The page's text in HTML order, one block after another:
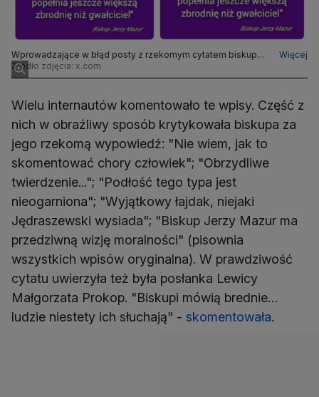
Wprowadzające w błąd posty z rzekomym cytatem biskupa
opublikowane 15 czerwca 2025 roku
Więcej
Źródło zdjęcia: x.com
Wielu internautów komentowało te wpisy. Część z
nich w obraźliwy sposób krytykowała biskupa za
jego rzekomą wypowiedź: "Nie wiem, jak to
skomentować chory człowiek"; "Obrzydliwe
twierdzenie..."; "Podłość tego typa jest
nieogarniona"; "Wyjątkowy łajdak, niejaki
Jędraszewski wysiada"; "Biskup Jerzy Mazur ma
przedziwną wizję moralności" (pisownia
wszystkich wpisów oryginalna). W prawdziwość
cytatu uwierzyła też była posłanka Lewicy
Małgorzata Prokop. "Biskupi mówią brednie…
ludzie niestety ich słuchają" - skomentowała.